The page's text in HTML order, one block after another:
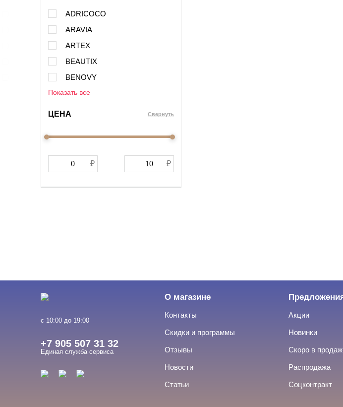
ADRICOCO
ARAVIA
ARTEX
BEAUTIX
BENOVY
Показать все
ЦЕНА Cвернуть
с 10:00 до 19:00
+7 905 507 31 32
Единая служба сервиса
О магазине
Контакты
Скидки и программы
Отзывы
Новости
Статьи
Акции
Новинки
Скоро в
Распродажа
Соцконтракт